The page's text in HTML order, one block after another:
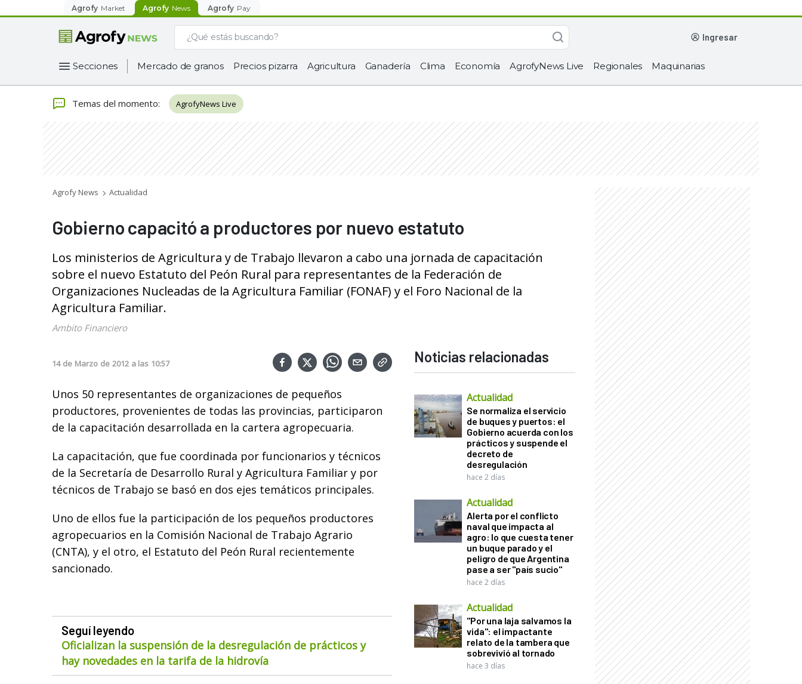
Agrofy Market Agrofy News Agrofy Pay
ingresar
Secciones Mercado de granos Precios pizarra Agricultura Ganadería Clima Economía AgrofyNews Live Regionales Maquinarias
Temas del momento: AgrofyNews Live
Agrofy News Actualidad
Gobierno capacitó a productores por nuevo estatuto
Los ministerios de Agricultura y de Trabajo llevaron a cabo una jornada de capacitación
sobre el nuevo Estatuto del Peón Rural para representantes de la Federación de
Organizaciones Nucleadas de la Agricultura Familiar (FONAF) y el Foro Nacional de la
Agricultura Familiar.
Ambito Financiero
14 de Marzo de 2012 a las 10:57
Unos 50 representantes de organizaciones de pequeños
productores, provenientes de todas las provincias, participaron
de la capacitación desarrollada en la cartera agropecuaria.
La capacitación, que fue coordinada por funcionarios y técnicos
de la Secretaría de Desarrollo Rural y Agricultura Familiar y por
técnicos de Trabajo se basó en dos ejes temáticos principales.
Uno de ellos fue la participación de los pequeños productores
agropecuarios en la Comisión Nacional de Trabajo Agrario
(CNTA), y el otro, el Estatuto del Peón Rural recientemente
sancionado.
Seguí leyendo
Oficializan la suspensión de la desregulación de prácticos y
hay novedades en la tarifa de la hidrovía
Noticias relacionadas
Actualidad
Se normaliza el servicio
de buques y puertos: el
Gobierno acuerda con los
prácticos y suspende el
decreto de
desregulación
hace 2 días
Actualidad
Alerta por el conflicto
naval que impacta al
agro: lo que cuesta tener
un buque parado y el
peligro de que Argentina
pase a ser "país sucio"
hace 2 días
Actualidad
"Por una laja salvamos la
vida": el impactante
relato de la tambera que
sobrevivió al tornado
hace 3 días